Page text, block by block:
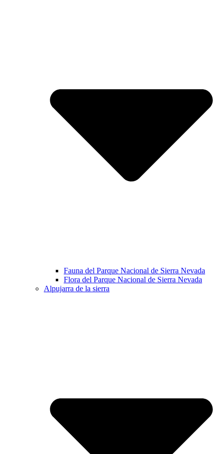
Fauna del Parque Nacional de Sierra Nevada
Flora del Parque Nacional de Sierra Nevada
Alpujarra de la sierra